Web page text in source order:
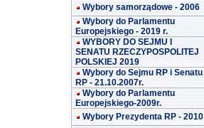
Wybory samorządowe - 2006
Wybory do Parlamentu
Europejskiego - 2019 r.
WYBORY DO SEJMU I
SENATU RZECZYPOSPOLITEJ
POLSKIEJ 2019
Wybory do Sejmu RP i Senatu
RP - 21.10.2007r.
Wybory do Parlamentu
Europejskiego-2009r.
Wybory Prezydenta RP - 2010